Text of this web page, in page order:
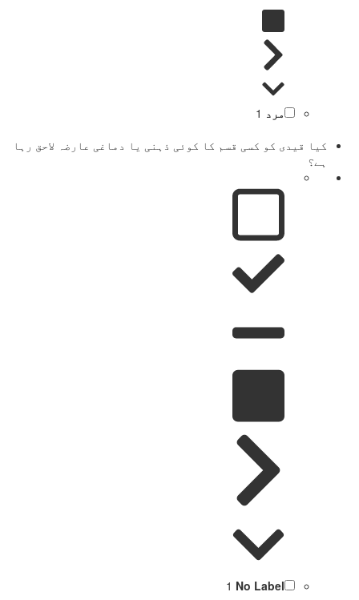
مرد 1
کیا قیدی کو کسی قسم کا کوئی ذہنی یا دماغی عارضہ لاحق رہا
ہے؟
No Label
1